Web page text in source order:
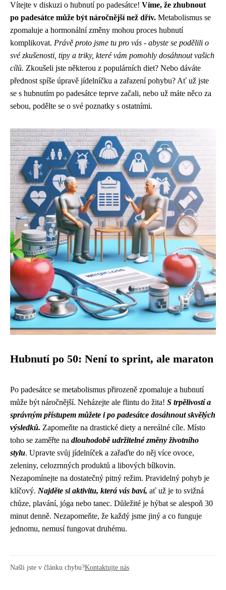
Vítejte v diskuzi o hubnutí po padesátce! Víme, že zhubnout
po padesátce může být náročnější než dřív. Metabolismus se
zpomaluje a hormonální změny mohou proces hubnutí
komplikovat. Právě proto jsme tu pro vás - abyste se podělili o
své zkušenosti, tipy a triky, které vám pomohly dosáhnout vašich
cílů. Zkoušeli jste některou z populárních diet? Nebo dáváte
přednost spíše úpravě jídelníčku a zařazení pohybu? Ať už jste
se s hubnutím po padesátce teprve začali, nebo už máte něco za
sebou, podělte se o své poznatky s ostatními.
Hubnutí po 50: Není to sprint, ale maraton
Po padesátce se metabolismus přirozeně zpomaluje a hubnutí
může být náročnější. Neházejte ale flintu do žita! S trpělivostí a
správným přístupem můžete i po padesátce dosáhnout skvělých
výsledků. Zapomeňte na drastické diety a nereálné cíle. Místo
toho se zaměřte na dlouhodobě udržitelné změny životního
stylu. Upravte svůj jídelníček a zařaďte do něj více ovoce,
zeleniny, celozrnných produktů a libových bílkovin.
Nezapomínejte na dostatečný pitný režim. Pravidelný pohyb je
klíčový. Najděte si aktivitu, která vás baví, ať už je to svižná
chůze, plavání, jóga nebo tanec. Důležité je hýbat se alespoň 30
minut denně. Nezapomeňte, že každý jsme jiný a co funguje
jednomu, nemusí fungovat druhému.
Našli jste v článku chybu?Kontaktujte nás